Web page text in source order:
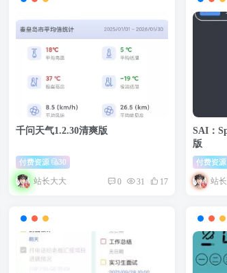
千问天气1.2.30清爽版
付费资源 30
站长大大 0 31 17
SAI：
版
付费资源
站